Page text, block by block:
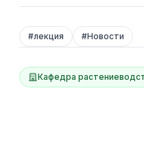
#лекция #Новости
Кафедра